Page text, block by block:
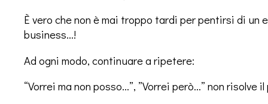
È vero che non è mai troppo tardi per pentirsi di un
business…!
Ad ogni modo, continuare a ripetere:
“Vorrei ma non posso…”, ”Vorrei però…” non risolve